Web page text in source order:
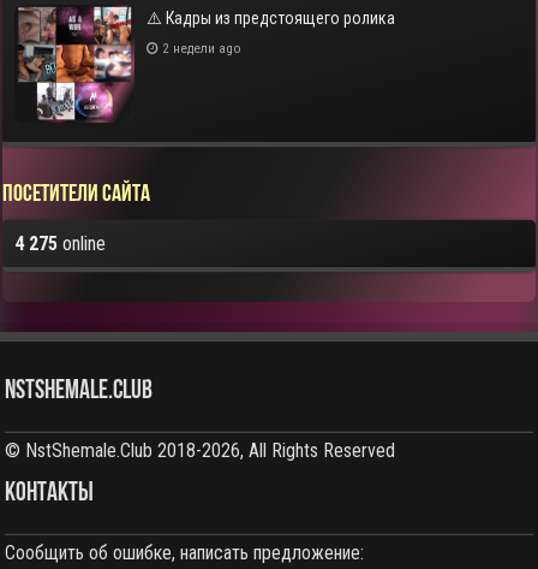
⚠️ Кадры из предстоящего ролика
2 недели ago
Посетители сайта
4 275 online
NstShemale.Club
© NstShemale.Club 2018-2026, All Rights Reserved
КОНТАКТЫ
Сообщить об ошибке, написать предложение: